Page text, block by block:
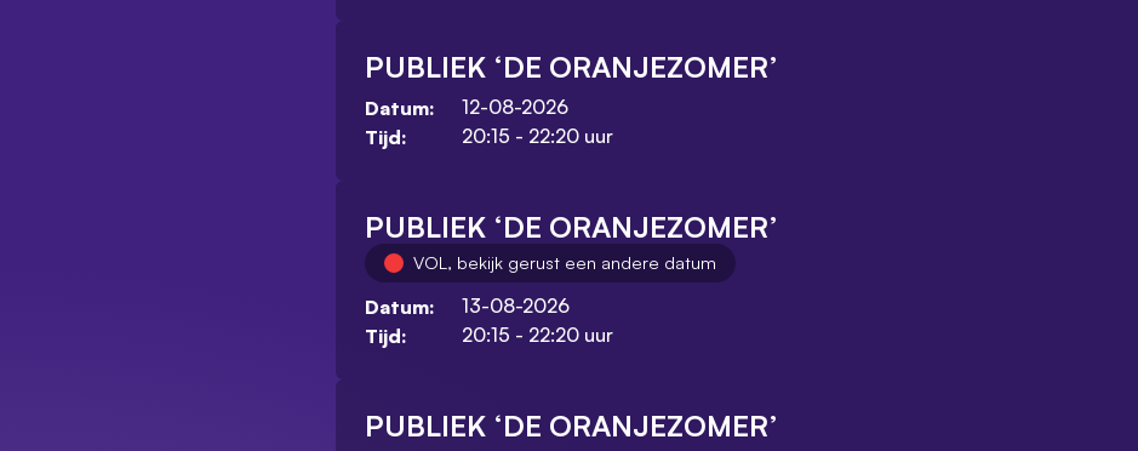
PUBLIEK ‘DE ORANJEZOMER’
Datum:
12-08-2026
Tijd:
20:15 - 22:20 uur
PUBLIEK ‘DE ORANJEZOMER’
VOL, bekijk gerust een andere datum
Datum:
13-08-2026
Tijd:
20:15 - 22:20 uur
PUBLIEK ‘DE ORANJEZOMER’